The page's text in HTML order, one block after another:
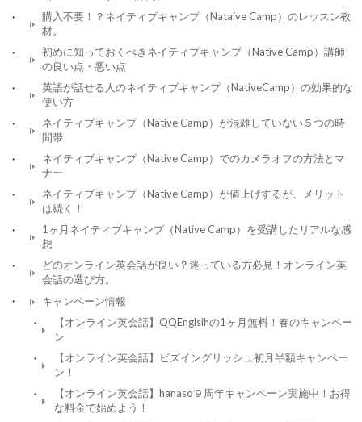
購入不要！？ネイティブキャンプ（Nataive Camp）のレッスン教
材。
初めに知っておくべきネイティブキャンプ（Native Camp）講師
の良い点・悪い点
英語が話せる人のネイティブキャンプ（NativeCamp）の効果的な
使い方
ネイティブキャンプ（Native Camp）が混雑していない５つの時
間帯
ネイティブキャンプ（Native Camp）でのカメラオフの方法とマ
ナー
ネイティブキャンプ（Native Camp）が値上げするが、メリット
は続く！
1ヶ月ネイティブキャンプ（Native Camp）を受講したリアルな感
想
どのオンライン英会話が良い？迷っている方必見！オンライン英
会話の選び方。
キャンペーン情報
【オンライン英会話】QQEnglsihの1ヶ月無料！春のキャンペー
ン
【オンライン英会話】ビズイングリッシュ初月半額キャンペー
ン！
【オンライン英会話】hanaso９周年キャンペーン実施中！お得
な料金で始めよう！